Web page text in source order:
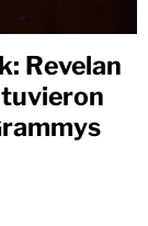
Revelan